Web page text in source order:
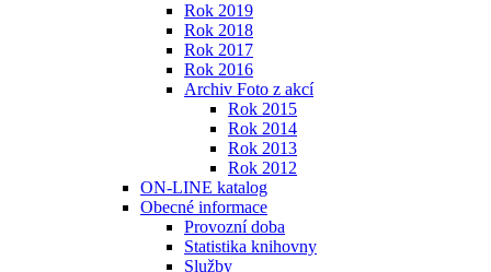
Rok 2019
Rok 2018
Rok 2017
Rok 2016
Archiv Foto z akcí
Rok 2015
Rok 2014
Rok 2013
Rok 2012
ON-LINE katalog
Obecné informace
Provozní doba
Statistika knihovny
Služby